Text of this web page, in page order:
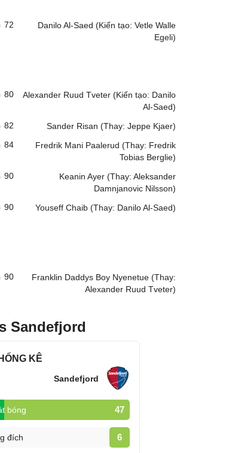
Danilo Al-Saed (Kiến tạo: Vetle Walle
Egeli)
72
Alexander Ruud Tveter (Kiến tạo: Danilo
Al-Saed)
80
Sander Risan (Thay: Jeppe Kjaer)
82
Fredrik Mani Paalerud (Thay: Fredrik
Tobias Berglie)
84
Keanin Ayer (Thay: Aleksander
Damnjanovic Nilsson)
90
Youseff Chaib (Thay: Danilo Al-Saed)
90
Franklin Daddys Boy Nyenetue (Thay:
Alexander Ruud Tveter)
90
Sandefjord
KÊ
Sandefjord
bóng 47
đích 6